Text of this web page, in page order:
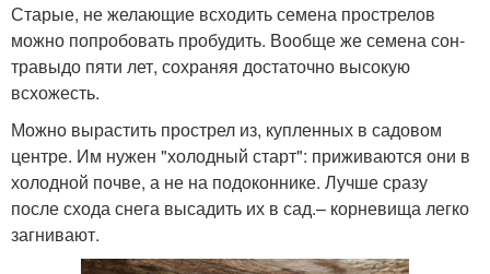
Старые, не желающие всходить семена прострелов
можно попробовать пробудить. Вообще же семена сон-
травыдо пяти лет, сохраняя достаточно высокую
всхожесть.
Можно вырастить прострел из, купленных в садовом
центре. Им нужен "холодный старт": приживаются они в
холодной почве, а не на подоконнике. Лучше сразу
после схода снега высадить их в сад.– корневища легко
загнивают.